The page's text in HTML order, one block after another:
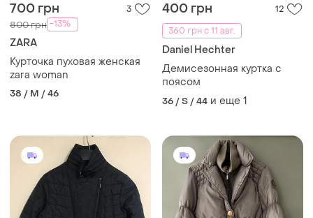
700 грн 3
800 грн -13%
ZARA
Курточка пуховая женская
zara woman
38 / M / 46
400 грн
12
360 грн с 11 авг.
Daniel Hechter
Демисезонная куртка с
поясом
36 / S / 44 и еще 1